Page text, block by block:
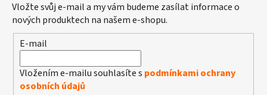
Vložte svůj e-mail a my vám budeme zasílat informace o
nových produktech na našem e-shopu.
E-mail
Vložením e-mailu souhlasíte s podmínkami ochrany
osobních údajů